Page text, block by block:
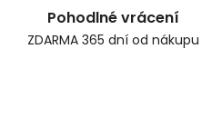
Pohodlné vrácení
ZDARMA 365 dní od nákupu